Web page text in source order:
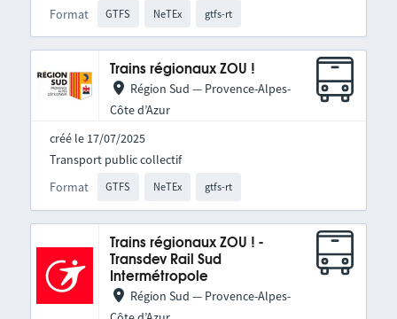
Format GTFS NeTEx gtfs-rt
Trains régionaux ZOU !
Région Sud — Provence-Alpes-
Côte d’Azur
créé le 17/07/2025
Format GTFS NeTEx gtfs-rt
Transport public collectif
Trains régionaux ZOU ! -
Transdev Rail Sud
Intermétropole
Région Sud — Provence-Alpes-